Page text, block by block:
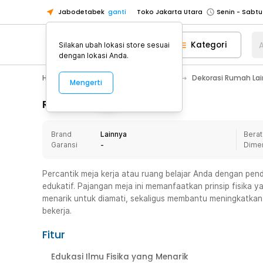
Jabodetabek ganti Toko Jakarta Utara
Toko Tangerang
Toko Cikupa
Pick n Go Jakarta Barat
Senin -
Pick n Go Bekasi
Senin - Jumat
Senin - Jumat
Senin -
Senin -
Toko Tangerang
Toko Cikupa
Pick n Go Jakarta Barat
Senin -
Kategori
Home Appliance Dekorasi Rumah
Rincian Produk
Brand
Lainnya
Garansi
-
Percantik meja kerja atau ruang belajar Anda dengan
edukatif. Pajangan meja ini memanfaatkan prinsip fisika
menarik untuk diamati, sekaligus membantu
bekerja.
Fitur
Edukasi Ilmu Fisika yang Menarik
Silakan ubah lokasi store sesuai
dengan lokasi Anda.
Mengerti